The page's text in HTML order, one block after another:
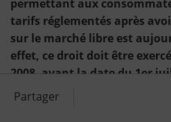
permettant aux
tarifs réglementés après
sur le marché libre est
effet, ce droit doit être
2008, avant la date du 1er
condition d’avoir quitté les
depuis au moins 6 mois.
Partager